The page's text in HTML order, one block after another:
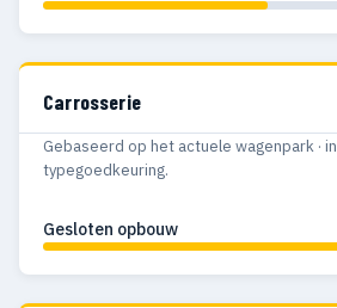
Carrosserie
Gebaseerd op het actuele wagenpark ·
typegoedkeuring.
Gesloten opbouw